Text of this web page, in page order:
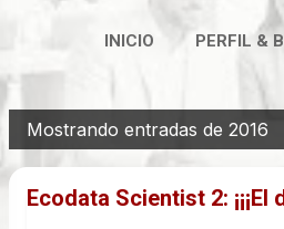
INICIO PERFIL &
E
n
Mostrando entradas de 2016
Ecodata Scientist 2: ¡¡¡El